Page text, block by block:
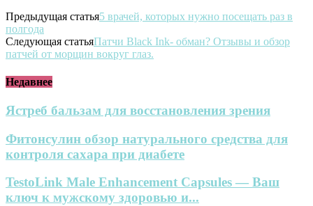
Предыдущая статья5 врачей, которых нужно посещать раз в
полгода
Следующая статьяПатчи Black Ink- обман? Отзывы и обзор
патчей от морщин вокруг глаз.
Недавнее
Ястреб бальзам для восстановления зрения
Фитонсулин обзор натурального средства для
контроля сахара при диабете
TestoLink Male Enhancement Capsules — Ваш
ключ к мужскому здоровью и...